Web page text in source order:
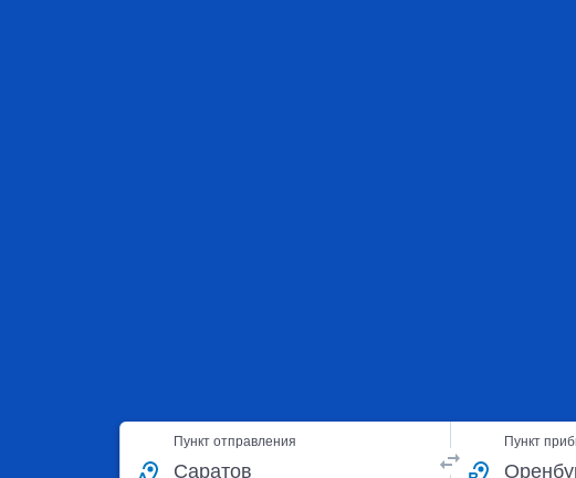
Пункт отправления Пункт